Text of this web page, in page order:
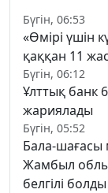
Бүгін, 06:53
«Өмірі үшін
қаққан 11
Бүгін, 06:12
Ұлттық банк
жариялады
Бүгін, 05:52
Бала-шағасы
Жамбыл
белгілі болды